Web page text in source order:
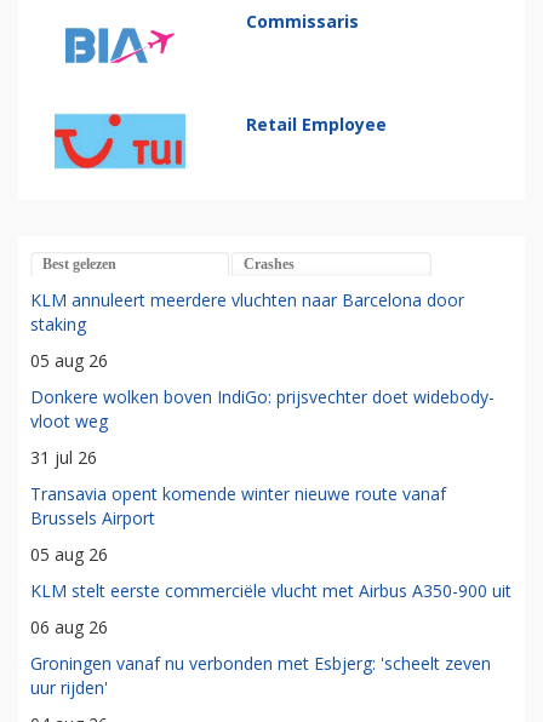
Commissaris
Retail Employee
Best gelezen Crashes
KLM annuleert meerdere vluchten naar Barcelona door
staking
05 aug 26
Donkere wolken boven IndiGo: prijsvechter doet widebody-
vloot weg
31 jul 26
Transavia opent komende winter nieuwe route vanaf
Brussels Airport
05 aug 26
KLM stelt eerste commerciële vlucht met Airbus A350-900 uit
06 aug 26
Groningen vanaf nu verbonden met Esbjerg: 'scheelt zeven
uur rijden'